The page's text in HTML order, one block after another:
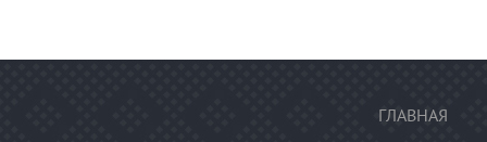
ГЛАВНАЯ